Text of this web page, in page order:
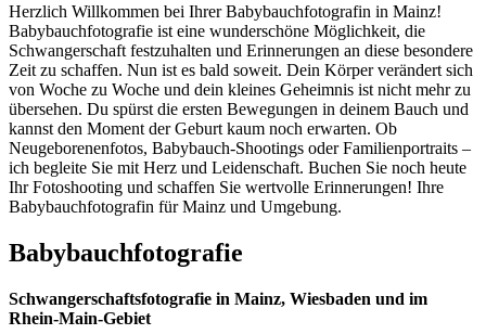
Herzlich Willkommen bei Ihrer Babybauchfotografin in Mainz!
Babybauchfotografie ist eine wunderschöne Möglichkeit, die
Schwangerschaft festzuhalten und Erinnerungen an diese besondere
Zeit zu schaffen. Nun ist es bald soweit. Dein Körper verändert sich
von Woche zu Woche und dein kleines Geheimnis ist nicht mehr zu
übersehen. Du spürst die ersten Bewegungen in deinem Bauch und
kannst den Moment der Geburt kaum noch erwarten. Ob
Neugeborenenfotos, Babybauch-Shootings oder Familienportraits –
ich begleite Sie mit Herz und Leidenschaft. Buchen Sie noch heute
Ihr Fotoshooting und schaffen Sie wertvolle Erinnerungen! Ihre
Babybauchfotografin für Mainz und Umgebung.
Babybauchfotografie
Schwangerschaftsfotografie in Mainz, Wiesbaden und im
Rhein-Main-Gebiet